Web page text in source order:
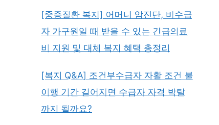
[중증질환 복지] 어머니 암진단, 비수급
자 가구원일 때 받을 수 있는 긴급의료
비 지원 및 대체 복지 혜택 총정리
[복지 Q&A] 조건부수급자 자활 조건 불
이행 기간 길어지면 수급자 자격 박탈
까지 될까요?